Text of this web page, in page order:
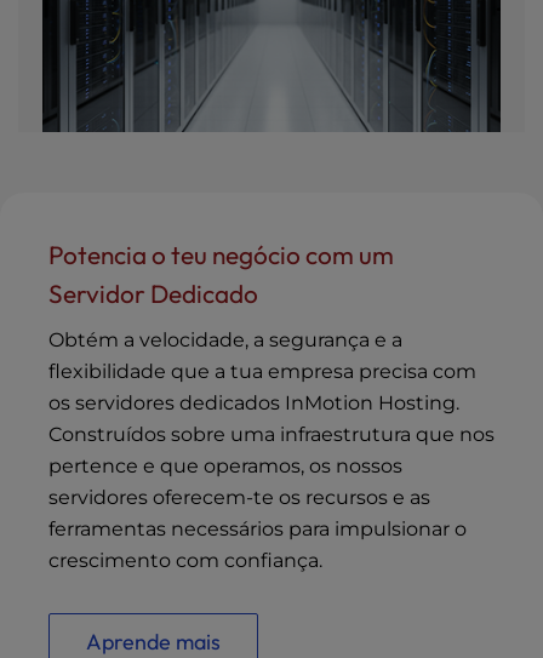
Potencia o teu negócio com um
Servidor Dedicado
Obtém a velocidade, a segurança e a
flexibilidade que a tua empresa precisa com
os servidores dedicados InMotion Hosting.
Construídos sobre uma infraestrutura que nos
pertence e que operamos, os nossos
servidores oferecem-te os recursos e as
ferramentas necessários para impulsionar o
crescimento com confiança.
Aprende mais